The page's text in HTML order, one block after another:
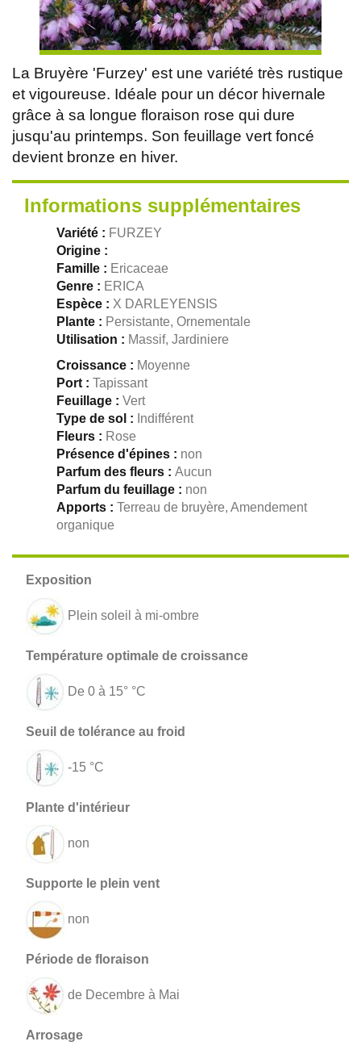
La Bruyère 'Furzey' est une variété très rustique
et vigoureuse. Idéale pour un décor hivernale
grâce à sa longue floraison rose qui dure
jusqu'au printemps. Son feuillage vert foncé
devient bronze en hiver.
Informations supplémentaires
Variété : FURZEY
Origine :
Famille : Ericaceae
Genre : ERICA
Espèce : X DARLEYENSIS
Plante : Persistante, Ornementale
Utilisation : Massif, Jardiniere
Croissance : Moyenne
Port : Tapissant
Feuillage : Vert
Type de sol : Indifférent
Fleurs : Rose
Présence d'épines : non
Parfum des fleurs : Aucun
Parfum du feuillage : non
Apports : Terreau de bruyère, Amendement
organique
Plein soleil à mi-ombre
De 0 à 15° °C
-15 °C
non
non
de Decembre à Mai